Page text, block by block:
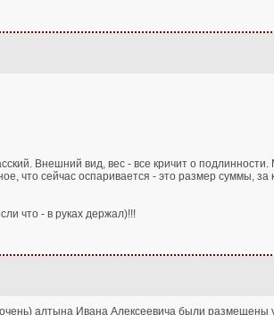
Внешний вид, вес - все кричит о подлинности.
что сейчас оспаривается - это размер суммы,
что - в руках держал)!!!
алтына Ивана Алексеевича были размещены